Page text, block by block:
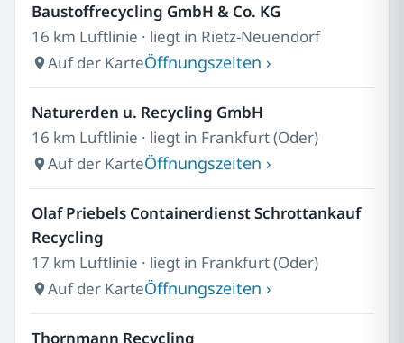
Baustoffrecycling GmbH & Co. KG
16 km Luftlinie · liegt in Rietz-Neuendorf
Auf der KarteÖffnungszeiten ›
Naturerden u. Recycling GmbH
16 km Luftlinie · liegt in Frankfurt (Oder)
Auf der KarteÖffnungszeiten ›
Olaf Priebels Containerdienst Schrottankauf
Recycling
17 km Luftlinie · liegt in Frankfurt (Oder)
Auf der KarteÖffnungszeiten ›
Thornmann Recycling